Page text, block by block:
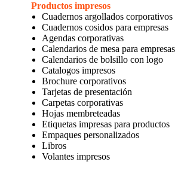
Productos impresos
Cuadernos argollados corporativos
Cuadernos cosidos para empresas
Agendas corporativas
Calendarios de mesa para empresas
Calendarios de bolsillo con logo
Catalogos impresos
Brochure corporativos
Tarjetas de presentación
Carpetas corporativas
Hojas membreteadas
Etiquetas impresas para productos
Empaques personalizados
Libros
Volantes impresos